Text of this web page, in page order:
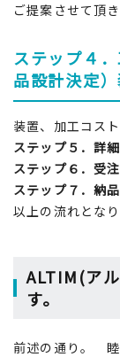
ご提案させて頂き
ステップ４
品設計決定
装置、加工コス
ステップ５．詳
ステップ６．受
ステップ７．納
以上の流れとなり
ALTIM(ア
す。
前述の通り。 睦